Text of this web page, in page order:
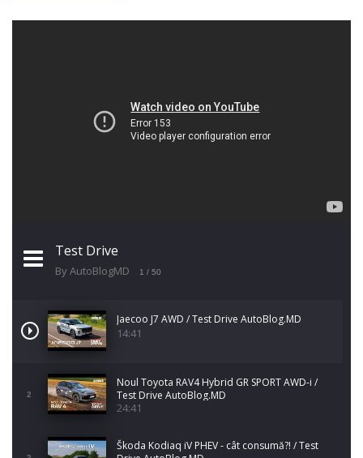
Test Drive
By AutoBlogMD 1 / 50
Jaecoo J7 AWD / Test Drive AutoBlog.MD
14:41
2
Noul Toyota RAV4 Hybrid GR SPORT AWD-i /
Test Drive AutoBlog.MD
24:41
Škoda Kodiaq iV PHEV - cât consumă?! / Test